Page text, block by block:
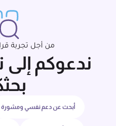
ندعوكم إلى
من أجل تجربة
أبحث عن دعم نفسي ومشورة